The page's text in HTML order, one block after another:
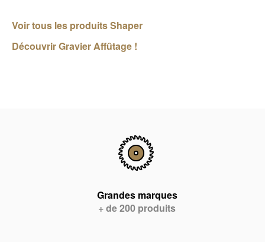
Voir tous les produits Shaper
Découvrir Gravier Affûtage !
Grandes marques
+ de 200 produits